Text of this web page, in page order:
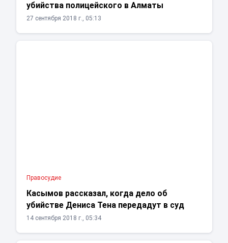
убийства полицейского в Алматы
27 сентября 2018 г., 05:13
Правосудие
Касымов рассказал, когда дело об
убийстве Дениса Тена передадут в суд
14 сентября 2018 г., 05:34